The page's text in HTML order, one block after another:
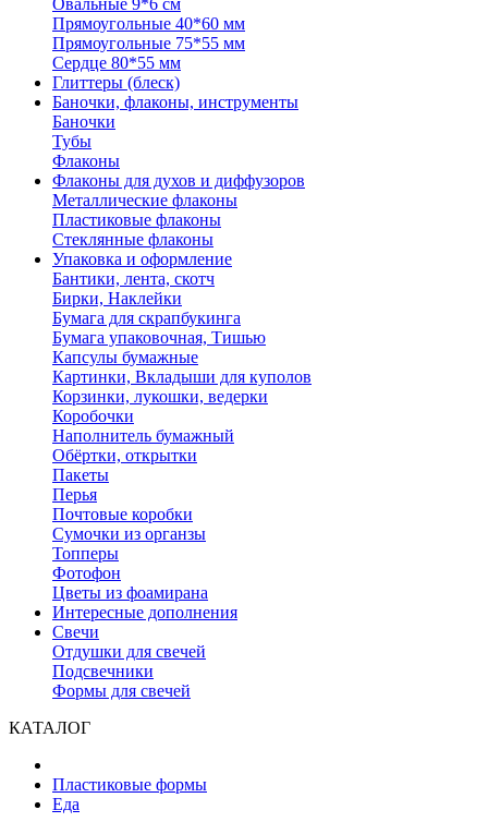
Овальные 9*6 см
Прямоугольные 40*60 мм
Прямоугольные 75*55 мм
Сердце 80*55 мм
Глиттеры (блеск)
Баночки, флаконы, инструменты
Баночки
Тубы
Флаконы
Флаконы для духов и диффузоров
Металлические флаконы
Пластиковые флаконы
Стеклянные флаконы
Упаковка и оформление
Бантики, лента, скотч
Бирки, Наклейки
Бумага для скрапбукинга
Бумага упаковочная, Тишью
Капсулы бумажные
Картинки, Вкладыши для куполов
Корзинки, лукошки, ведерки
Коробочки
Наполнитель бумажный
Обёртки, открытки
Пакеты
Перья
Почтовые коробки
Сумочки из органзы
Топперы
Фотофон
Цветы из фоамирана
Интересные дополнения
Свечи
Отдушки для свечей
Подсвечники
Формы для свечей
КАТАЛОГ
Пластиковые формы
Еда